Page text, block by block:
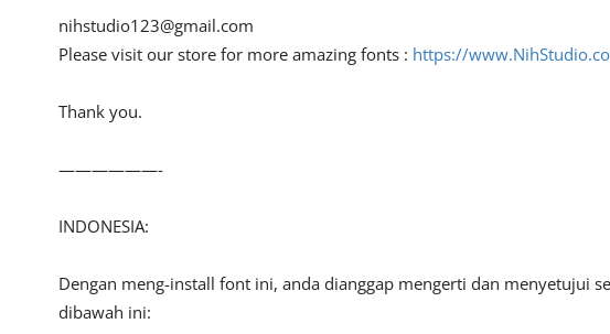
nihstudio123@gmail.com
Please visit our store for more amazing fonts : https://
Thank you.
——————-
INDONESIA:
Dengan meng-install font ini, anda dianggap mengerti dan menyetujui
dibawah ini: